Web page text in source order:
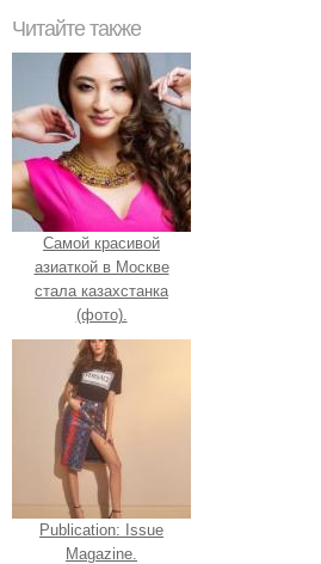
Читайте также
Самой красивой
азиаткой в Москве
стала казахстанка
(фото).
Publication: Issue
Magazine.